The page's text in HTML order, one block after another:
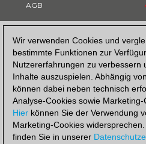
Wir verwenden Cookies und
bestimmte Funktionen zur
Nutzererfahrungen zu verbessern
Inhalte auszuspielen. Abhängig
können dabei neben technisch
Analyse-Cookies sowie
Hier können Sie der Verwendung
Marketing-Cookies
finden Sie in unserer
AGB
ZAHLUNGSART